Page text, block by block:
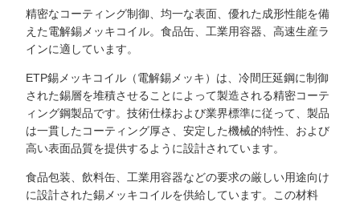
精密なコーティング制御、均一な表面、優れた成形性能を備
えた電解錫メッキコイル。食品缶、工業用容器、高速生産ラ
インに適しています。
ETP錫メッキコイル（電解錫メッキ）は、冷間圧延鋼に制御
された錫層を堆積させることによって製造される精密コーテ
ィング鋼製品です。技術仕様および業界標準に従って、製品
は一貫したコーティング厚さ、安定した機械的特性、および
高い表面品質を提供するように設計されています。
食品包装、飲料缶、工業用容器などの要求の厳しい用途向け
に設計された錫メッキコイルを供給しています。この材料